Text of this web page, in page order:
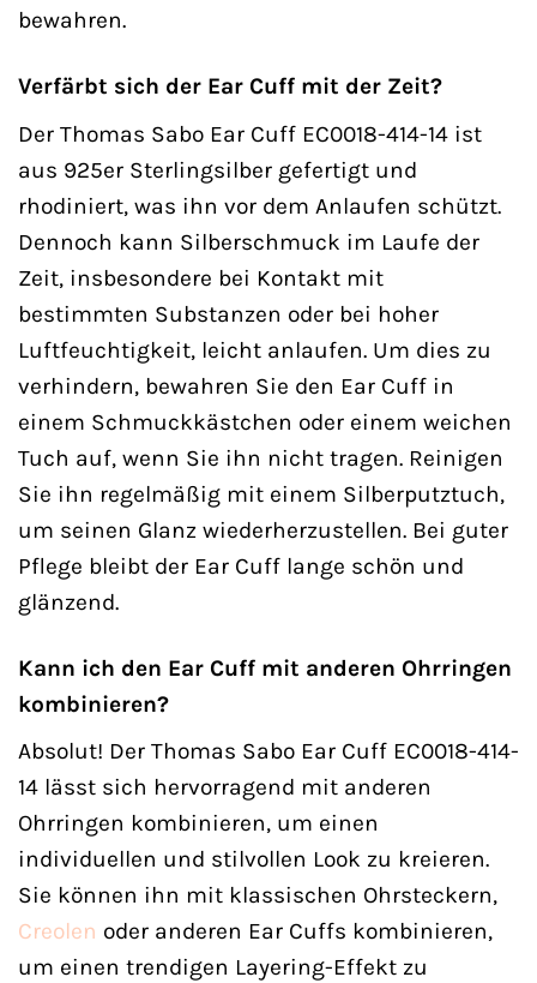
bewahren.
Verfärbt sich der Ear Cuff mit der Zeit?
Der Thomas Sabo Ear Cuff EC0018-414-14 ist
aus 925er Sterlingsilber gefertigt und
rhodiniert, was ihn vor dem Anlaufen schützt.
Dennoch kann Silberschmuck im Laufe der
Zeit, insbesondere bei Kontakt mit
bestimmten Substanzen oder bei hoher
Luftfeuchtigkeit, leicht anlaufen. Um dies zu
verhindern, bewahren Sie den Ear Cuff in
einem Schmuckkästchen oder einem weichen
Tuch auf, wenn Sie ihn nicht tragen. Reinigen
Sie ihn regelmäßig mit einem Silberputztuch,
um seinen Glanz wiederherzustellen. Bei guter
Pflege bleibt der Ear Cuff lange schön und
glänzend.
Kann ich den Ear Cuff mit anderen Ohrringen
kombinieren?
Absolut! Der Thomas Sabo Ear Cuff EC0018-414-
14 lässt sich hervorragend mit anderen
Ohrringen kombinieren, um einen
individuellen und stilvollen Look zu kreieren.
Sie können ihn mit klassischen Ohrsteckern,
Creolen oder anderen Ear Cuffs kombinieren,
um einen trendigen Layering-Effekt zu